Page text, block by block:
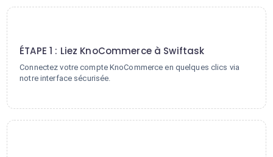
ÉTAPE 1 : Liez KnoCommerce à Swiftask
Connectez votre compte KnoCommerce en quelques clics via
notre interface sécurisée.